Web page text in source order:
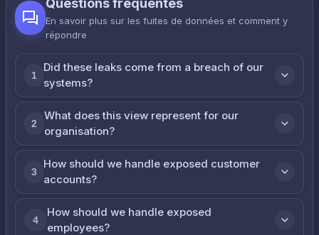
Questions fréquentes
En savoir plus sur les fuites de données et comment y
répondre
1
Did these leaks come from a breach of our
systems?
2
What does this view represent for our
organisation?
3
How should we handle exposed customer
accounts?
4
How should we handle exposed
employees?